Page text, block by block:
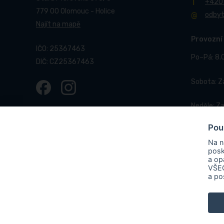
779 00 Olomouc - Holice
Najít na mapě
IČO: 25367463
DIČ: CZ25367463
+420
Provozní
Po–Pá:
Sobota:
Neděle:
Webové stránky
PNEUCENTRUM N & N s. r. o.ve
OLOMOUC“, rgč. CZ.31.3.0/
elektrárna vč. akumulace s
Na
a
a